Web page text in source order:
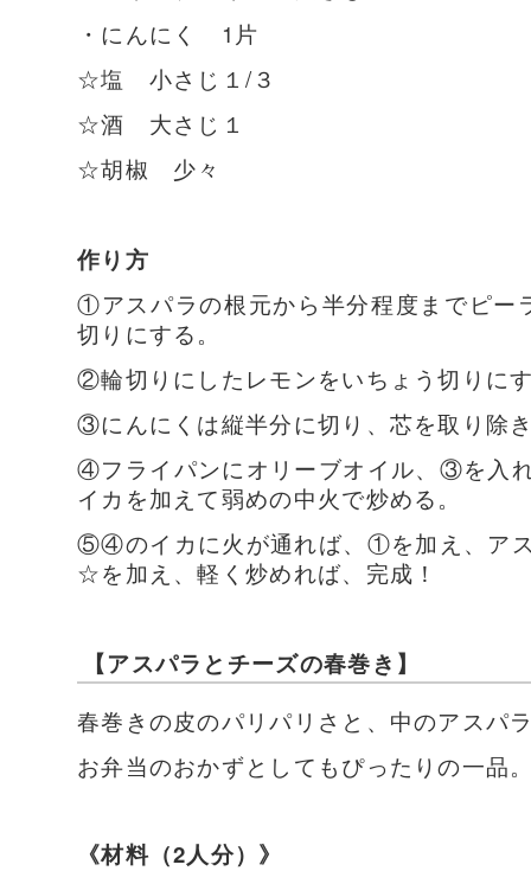
・にんにく 1片
☆塩 小さじ１/３
☆酒 大さじ１
☆胡椒 少々
作り方
①アスパラの根元から半分程度までピー
切りにする。
②輪切りにしたレモンをいちょう切りに
③にんにくは縦半分に切り、芯を取り除
④フライパンにオリーブオイル、③を入
イカを加えて弱めの中火で炒める。
⑤④のイカに火が通れば、①を加え、ア
☆を加え、軽く炒めれば、完成！
【アスパラとチーズの春巻き】
春巻きの皮のパリパリさと、中のアスパ
お弁当のおかずとしてもぴったりの一品
《材料（2人分）》